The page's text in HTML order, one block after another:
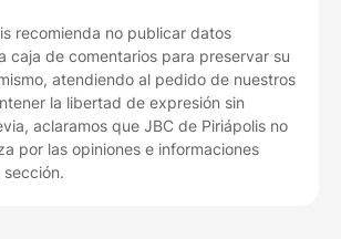
recomienda no publicar datos
caja de comentarios para preservar su
atendiendo al pedido de nuestros
la libertad de expresión sin
aclaramos que JBC de Piriápolis no
por las opiniones e informaciones